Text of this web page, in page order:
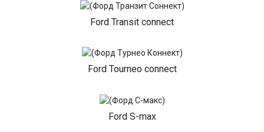
Ford Transit connect
Ford Tourneo connect
Ford S-max